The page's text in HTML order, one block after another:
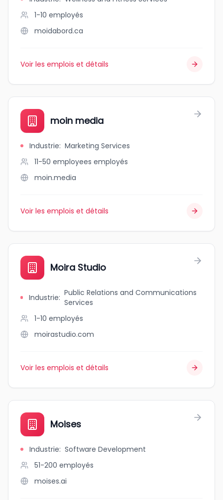
1-10 employés
moidabord.ca
Voir les emplois et détails
moin media
Industrie: Marketing Services
11-50 employees employés
moin.media
Voir les emplois et détails
Moira Studio
Industrie: Public Relations and Communications
Services
1-10 employés
moirastudio.com
Voir les emplois et détails
Moises
Industrie: Software Development
51-200 employés
moises.ai